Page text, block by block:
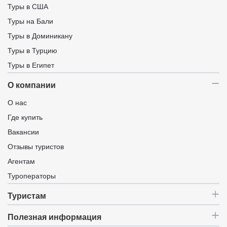
Туры в США
Туры на Бали
Туры в Доминикану
Туры в Турцию
Туры в Египет
О компании
О нас
Где купить
Вакансии
Отзывы туристов
Агентам
Туроператоры
Туристам
Полезная информация